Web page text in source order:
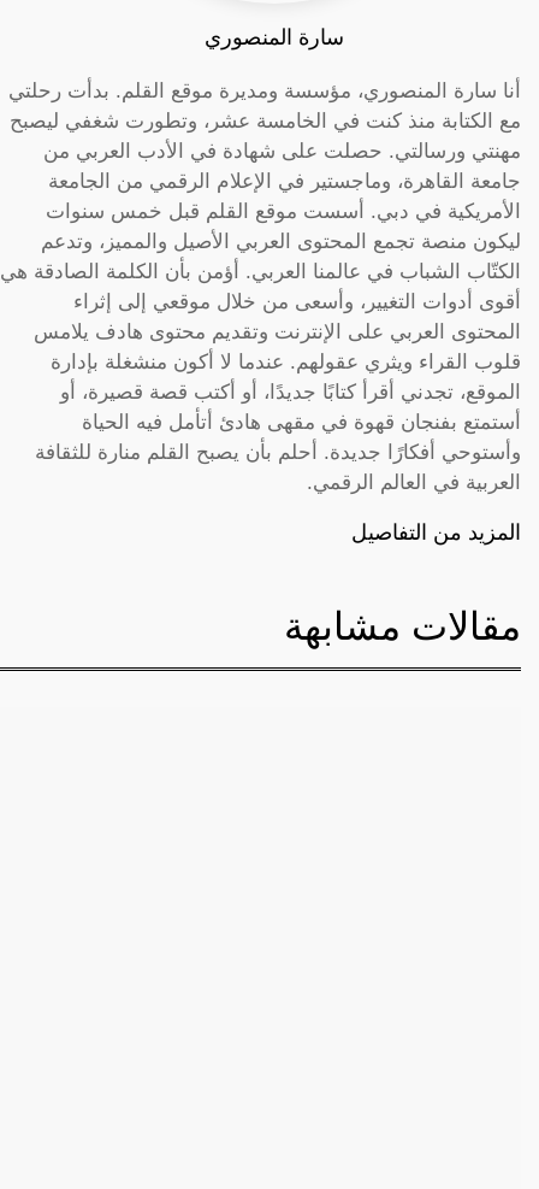
سارة المنصوري
أنا سارة المنصوري، مؤسسة ومديرة موقع القلم. بدأت رحلتي
مع الكتابة منذ كنت في الخامسة عشر، وتطورت شغفي ليصبح
مهنتي ورسالتي. حصلت على شهادة في الأدب العربي من
جامعة القاهرة، وماجستير في الإعلام الرقمي من الجامعة
الأمريكية في دبي. أسست موقع القلم قبل خمس سنوات
ليكون منصة تجمع المحتوى العربي الأصيل والمميز، وتدعم
الكتّاب الشباب في عالمنا العربي. أؤمن بأن الكلمة الصادقة هي
أقوى أدوات التغيير، وأسعى من خلال موقعي إلى إثراء
المحتوى العربي على الإنترنت وتقديم محتوى هادف يلامس
قلوب القراء ويثري عقولهم. عندما لا أكون منشغلة بإدارة
الموقع، تجدني أقرأ كتابًا جديدًا، أو أكتب قصة قصيرة، أو
أستمتع بفنجان قهوة في مقهى هادئ أتأمل فيه الحياة
وأستوحي أفكارًا جديدة. أحلم بأن يصبح القلم منارة للثقافة
العربية في العالم الرقمي.
المزيد من التفاصيل
مقالات مشابهة